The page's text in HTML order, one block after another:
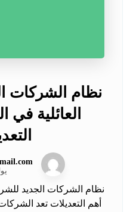
نظام الشركات
العائلية في
نظام الشركات الجديد
أهم التعديلات تعد